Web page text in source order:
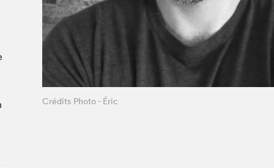
Crédits Photo - Éric